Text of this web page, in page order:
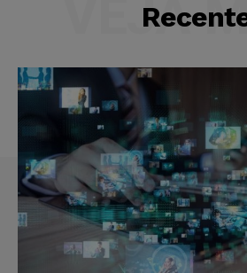
VEJA